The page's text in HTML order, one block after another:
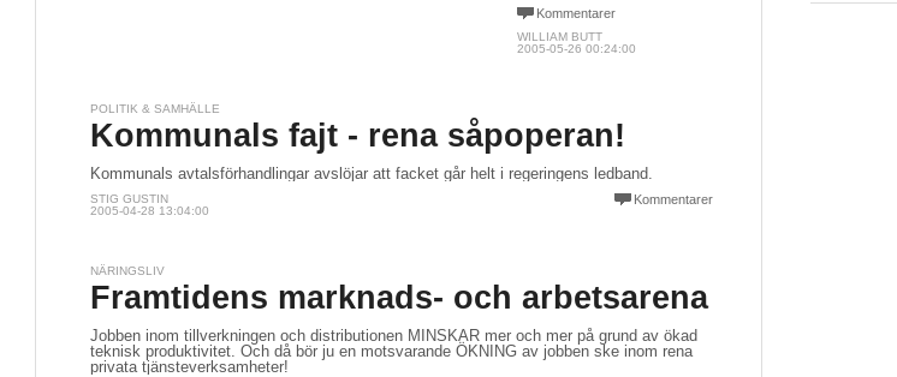
Kommentarer
WILLIAM BUTT
2005-05-26 00:24:00
POLITIK & SAMHÄLLE
Kommunals fajt - rena såpoperan!
Kommunals avtalsförhandlingar avslöjar att facket går helt i regeringens ledband.
Kommentarer
STIG GUSTIN
2005-04-28 13:04:00
NÄRINGSLIV
Framtidens marknads- och arbetsarena
Jobben inom tillverkningen och distributionen MINSKAR mer och mer på grund av ökad
teknisk produktivitet. Och då bör ju en motsvarande ÖKNING av jobben ske inom rena
privata tjänsteverksamheter!